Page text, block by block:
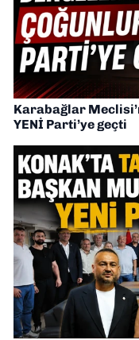
Karabağlar
YENİ Parti’ye geçti